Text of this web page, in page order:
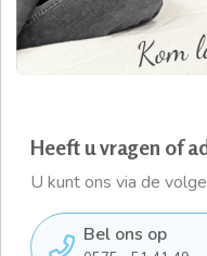
Heeft u vragen of
U kunt ons via de
Bel ons op